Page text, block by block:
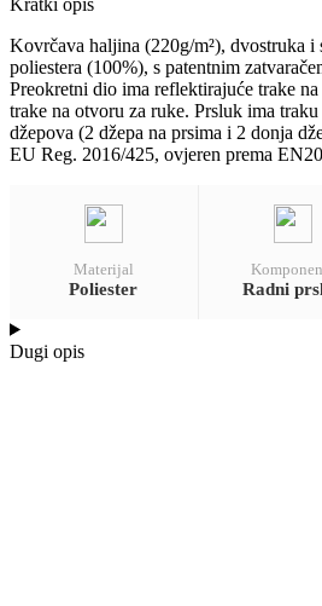
Kovrčava haljina (220g/m²), dvostruka i
poliestera (100%), s patentnim
Preokretni dio ima reflektirajuće trake
trake na otvoru za ruke. Prsluk ima traku
džepova (2 džepa na prsima i 2 donja
EU Reg. 2016/425, ovjeren prema
Materijal
Poliester Radni
Dugi opis